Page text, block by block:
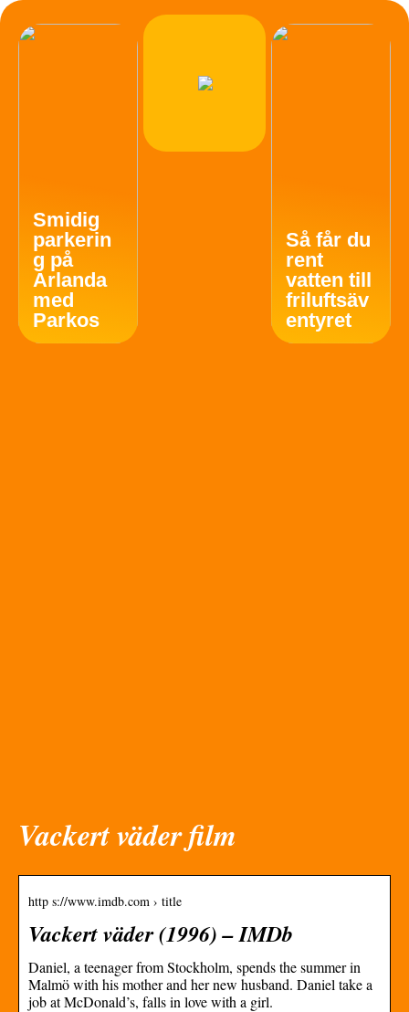
Smidig
parkerin
g på
Arlanda
med
Parkos
Så får du
rent
vatten till
friluftsäv
entyret
Vackert väder film
http s://www.imdb.com › title
Vackert väder (1996) – IMDb
Daniel, a teenager from Stockholm, spends the summer in
Malmö with his mother and her new husband. Daniel take a
job at McDonald’s, falls in love with a girl.